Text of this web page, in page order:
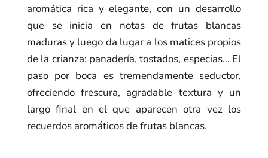
aromática rica y elegante, con un desarrollo
que se inicia en notas de frutas blancas
maduras y luego da lugar a los matices propios
de la crianza: panadería, tostados, especias… El
paso por boca es tremendamente seductor,
ofreciendo frescura, agradable textura y un
largo final en el que aparecen otra vez los
recuerdos aromáticos de frutas blancas.